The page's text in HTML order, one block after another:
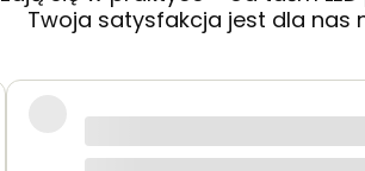
Twoja satysfakcja jest dla nas
i jestem zachwycony efektem –
odpowiedni zasilacz, a